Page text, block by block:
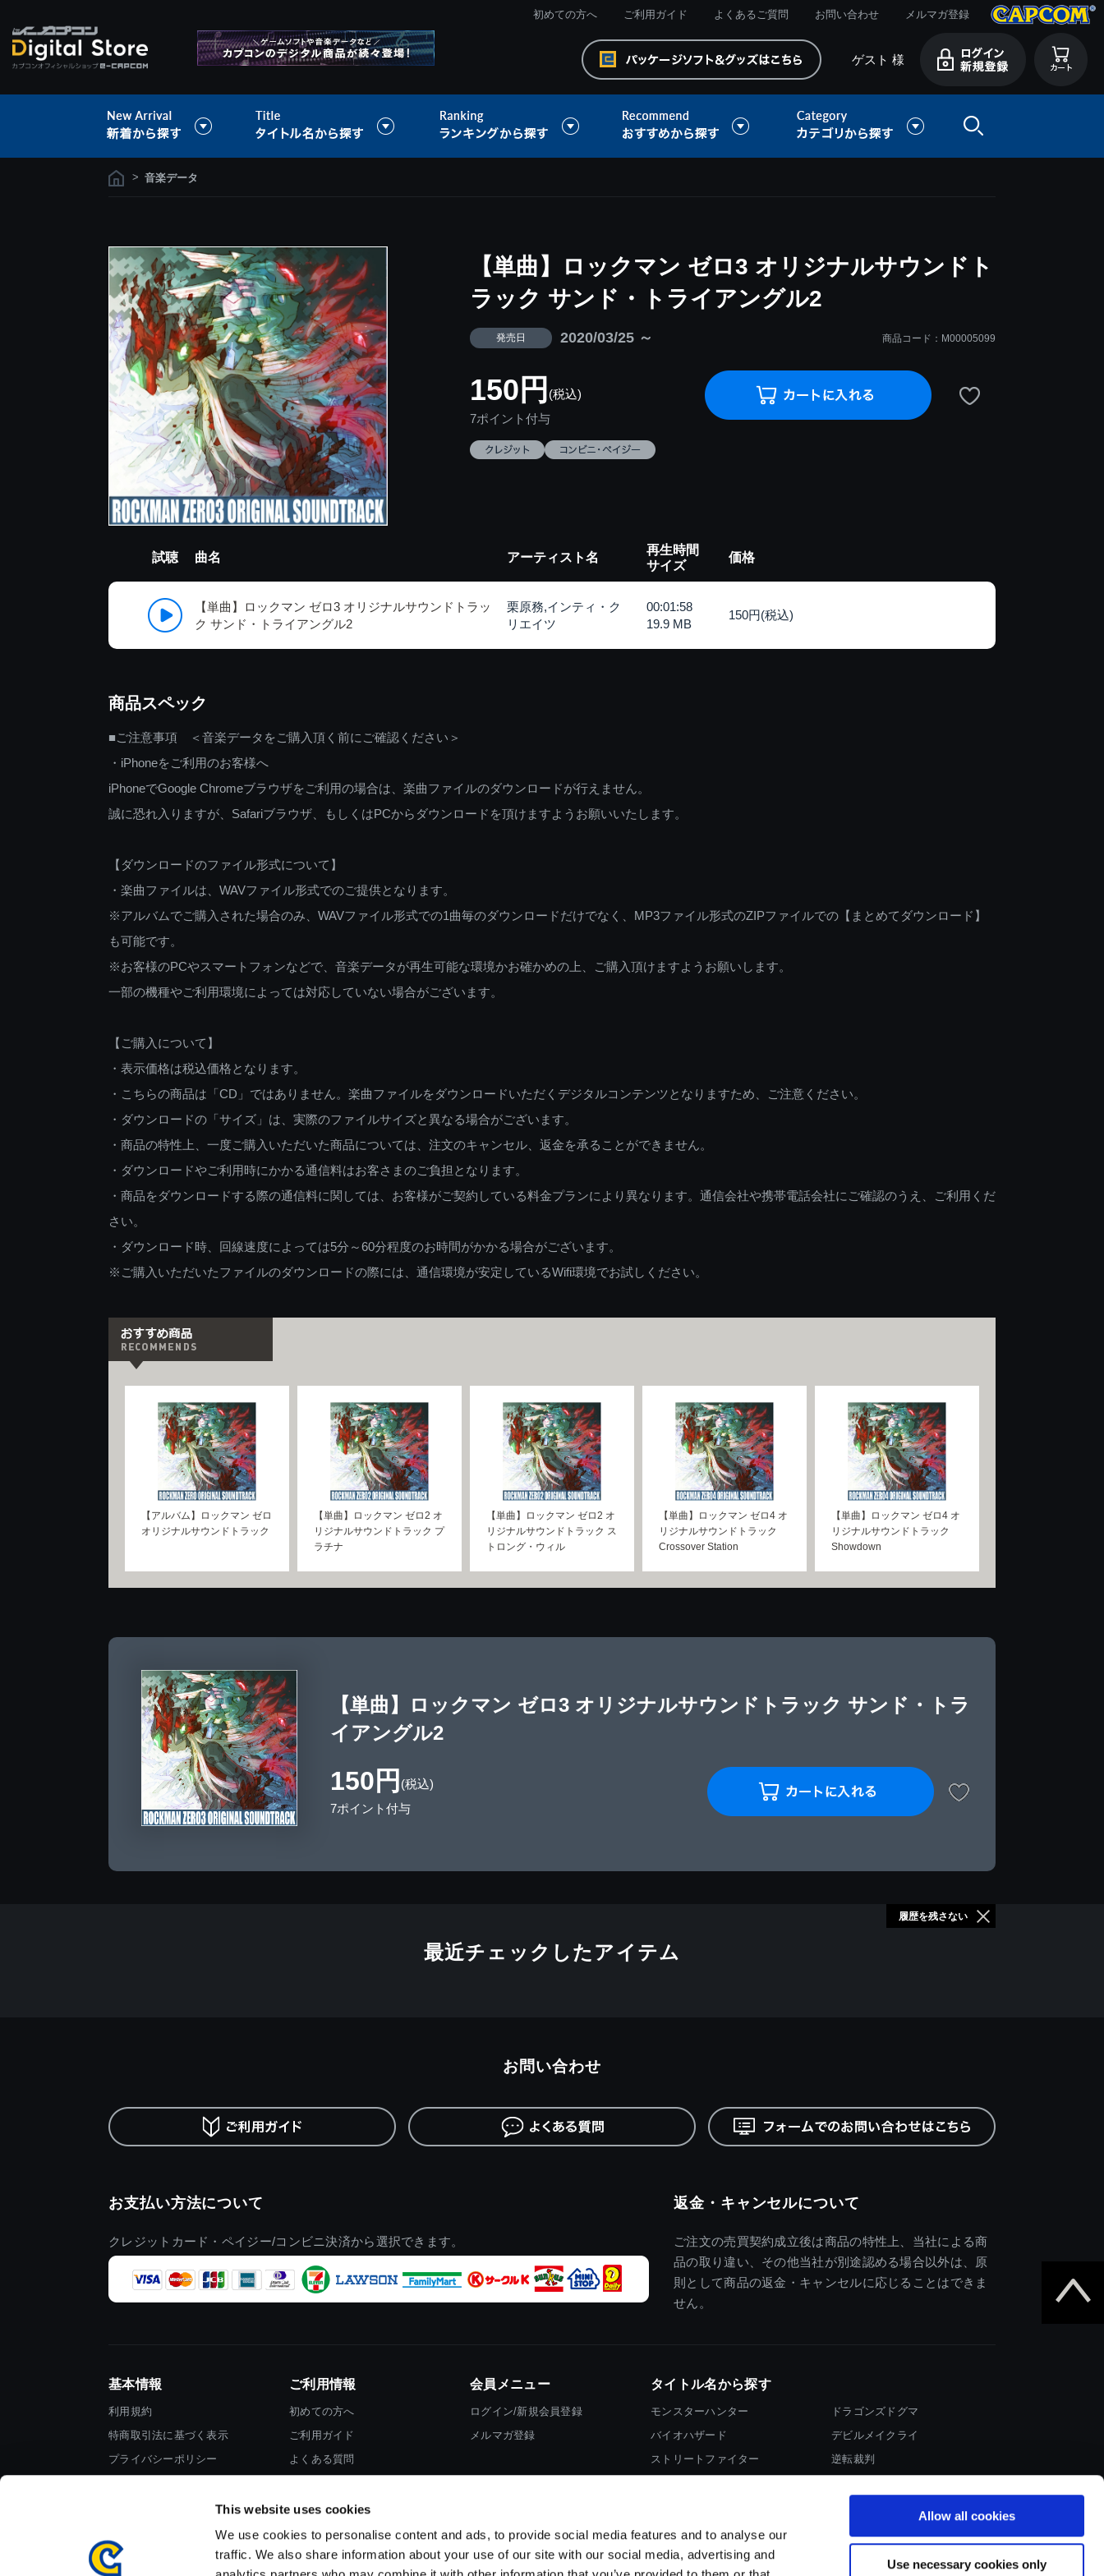
This website uses cookies
We use cookies to personalise content and ads, to provide social media features and to analyse our
traffic. We also share information about your use of our site with our social media, advertising and
Allow all cookies
Use necessary cookies only
初めての方へ ご利用ガイド よくあるご質問 お問い合わせ メルマガ登録
ゲスト 様
> 音楽データ
【単曲】ロックマン ゼロ3 オリジナルサウンドト
ラック サンド・トライアングル2
発売日 2020/03/25 ～ 商品コード：M00005099
150円 (税込)
7ポイント付与
試聴 曲名 アーティスト名
再生時間
サイズ
価格
【単曲】ロックマン ゼロ3 オリジナルサウンドトラッ
ク サンド・トライアングル2
栗原務,インティ・ク
リエイツ
00:01:58
19.9 MB
150円(税込)
商品スペック
■ご注意事項 ＜音楽データをご購入頂く前にご確認ください＞
・iPhoneをご利用のお客様へ
iPhoneでGoogle Chromeブラウザをご利用の場合は、楽曲ファイルのダウンロードが行えません。
誠に恐れ入りますが、Safariブラウザ、もしくはPCからダウンロードを頂けますようお願いいたします。
【ダウンロードのファイル形式について】
・楽曲ファイルは、WAVファイル形式でのご提供となります。
※アルバムでご購入された場合のみ、WAVファイル形式での1曲毎のダウンロードだけでなく、MP3ファイル形式のZIPファイルでの【まとめてダウンロード】
も可能です。
※お客様のPCやスマートフォンなどで、音楽データが再生可能な環境かお確かめの上、ご購入頂けますようお願いします。
一部の機種やご利用環境によっては対応していない場合がございます。
【ご購入について】
・表示価格は税込価格となります。
・こちらの商品は「CD」ではありません。楽曲ファイルをダウンロードいただくデジタルコンテンツとなりますため、ご注意ください。
・ダウンロードの「サイズ」は、実際のファイルサイズと異なる場合がございます。
・商品の特性上、一度ご購入いただいた商品については、注文のキャンセル、返金を承ることができません。
・ダウンロードやご利用時にかかる通信料はお客さまのご負担となります。
・商品をダウンロードする際の通信料に関しては、お客様がご契約している料金プランにより異なります。通信会社や携帯電話会社にご確認のうえ、ご利用くだ
さい。
・ダウンロード時、回線速度によっては5分～60分程度のお時間がかかる場合がございます。
※ご購入いただいたファイルのダウンロードの際には、通信環境が安定しているWifi環境でお試しください。
【アルバム】ロックマン ゼロ
オリジナルサウンドトラック
【単曲】ロックマン ゼロ2 オ
リジナルサウンドトラック プ
ラチナ
【単曲】ロックマン ゼロ2 オ
リジナルサウンドトラック ス
トロング・ウィル
【単曲】ロックマン ゼロ4 オ
リジナルサウンドトラック
Crossover Station
【単曲】ロックマン ゼロ4 オ
リジナルサウンドトラック
Showdown
【単曲】ロックマン ゼロ3 オリジナルサウンドトラック サンド・トラ
イアングル2
150円 (税込)
7ポイント付与
最近チェックしたアイテム
履歴を残さない
お支払い方法について
クレジットカード・ペイジー/コンビニ決済から選択できます。
返金・キャンセルについて
ご注文の売買契約成立後は商品の特性上、当社による商
品の取り違い、その他当社が別途認める場合以外は、原
則として商品の返金・キャンセルに応じることはできま
せん。
お問い合わせ
基本情報
利用規約
特商取引法に基づく表示
プライバシーポリシー
ご利用情報
初めての方へ
ご利用ガイド
よくある質問
会員メニュー
ログイン/新規会員登録
メルマガ登録
タイトル名から探す
モンスターハンター
バイオハザード
ストリートファイター
ドラゴンズドグマ
デビルメイクライ
逆転裁判